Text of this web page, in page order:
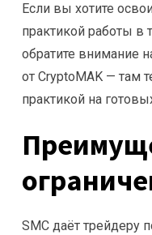
Если вы хотите
практикой работы в
обратите внимание
от CryptoMAK — там
практикой на
SMC даёт трейдеру